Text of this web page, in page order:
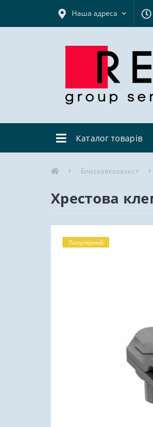
Наша адреса
Каталог товарів
Блискавкозахист
Хрестова
Популярний